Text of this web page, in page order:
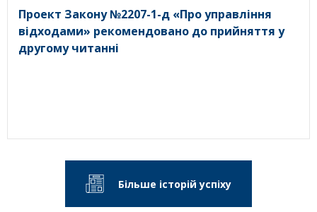
Проект Закону №2207-1-д «Про управління
відходами» рекомендовано до прийняття у
другому читанні
Більше історій успіху